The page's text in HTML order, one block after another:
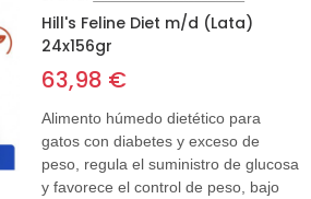
Hill's Feline Diet m/d (Lata)
24x156gr
63,98 €
Alimento húmedo dietético para
gatos con diabetes y exceso de
peso, regula el suministro de glucosa
y favorece el control de peso, bajo